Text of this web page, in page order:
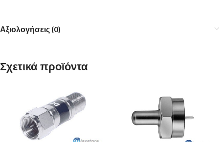
Αξιολογήσεις (0)
Σχετικά προϊόντα